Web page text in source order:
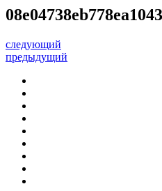
следующий
предыдущий